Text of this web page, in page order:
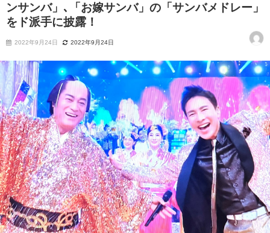
ンサンバ」､「お嫁サンバ」の「サンバメドレー」
をド派手に披露！
2022年9月24日 2022年9月24日